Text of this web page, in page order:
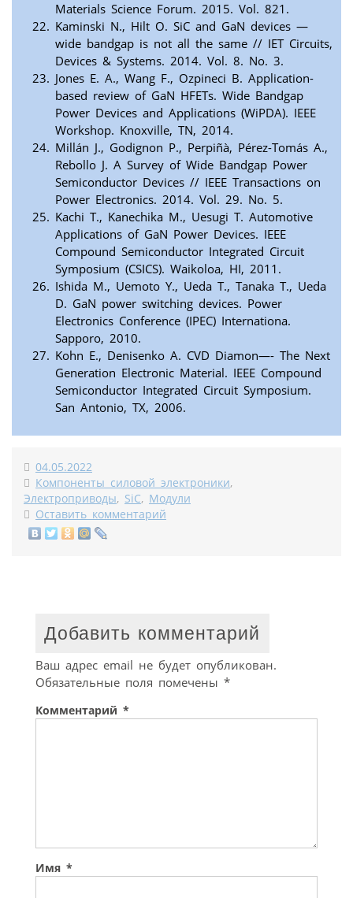
Materials Science Forum. 2015. Vol. 821.
Kaminski N., Hilt O. SiC and GaN devices —
wide bandgap is not all the same // IET Circuits,
Devices & Systems. 2014. Vol. 8. No. 3.
Jones E. A., Wang F., Ozpineci B. Application-
based review of GaN HFETs. Wide Bandgap
Power Devices and Applications (WiPDA). IEEE
Workshop. Knoxville, TN, 2014.
Millán J., Godignon P., Perpiñà, Pérez-Tomás A.,
Rebollo J. A Survey of Wide Bandgap Power
Semiconductor Devices // IEEE Transactions on
Power Electronics. 2014. Vol. 29. No. 5.
Kachi T., Kanechika M., Uesugi T. Automotive
Applications of GaN Power Devices. IEEE
Compound Semiconductor Integrated Circuit
Symposium (CSICS). Waikoloa, HI, 2011.
Ishida M., Uemoto Y., Ueda T., Tanaka T., Ueda
D. GaN power switching devices. Power
Electronics Conference (IPEC) Internationa.
Sapporo, 2010.
Kohn E., Denisenko A. CVD Diamon—- The Next
Generation Electronic Material. IEEE Compound
Semiconductor Integrated Circuit Symposium.
San Antonio, TX, 2006.
04.05.2022
Компоненты силовой электроники,
Электроприводы, SiC, Модули
Оставить комментарий
Добавить комментарий
Ваш адрес email не будет опубликован.
Обязательные поля помечены *
Комментарий *
Имя *